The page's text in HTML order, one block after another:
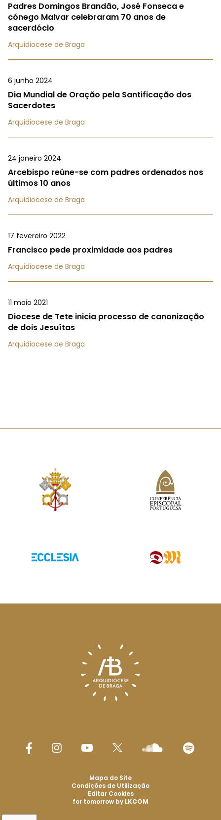
Padres Domingos Brandão, José Fonseca e
cónego Malvar celebraram 70 anos de
sacerdócio
Arquidiocese de Braga
6 junho 2024
Dia Mundial de Oração pela Santificação dos
Sacerdotes
Arquidiocese de Braga
24 janeiro 2024
Arcebispo reúne-se com padres ordenados nos
últimos 10 anos
Arquidiocese de Braga
17 fevereiro 2022
Francisco pede proximidade aos padres
Arquidiocese de Braga
11 maio 2021
Diocese de Tete inicia processo de canonização
de dois Jesuítas
Arquidiocese de Braga
Mapa do Site
Condições de Utilização
Editar Cookies
for tomorrow by LKCOM